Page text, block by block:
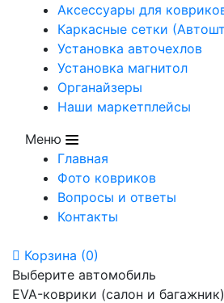
Аксессуары для
Каркасные сетки
Установка авточехлов
Установка магнитол
Органайзеры
Наши маркетплейсы
Меню
Главная
Фото ковриков
Вопросы и ответы
Контакты
Корзина (0)
Выберите автомобиль
EVA-коврики (салон и багажник)